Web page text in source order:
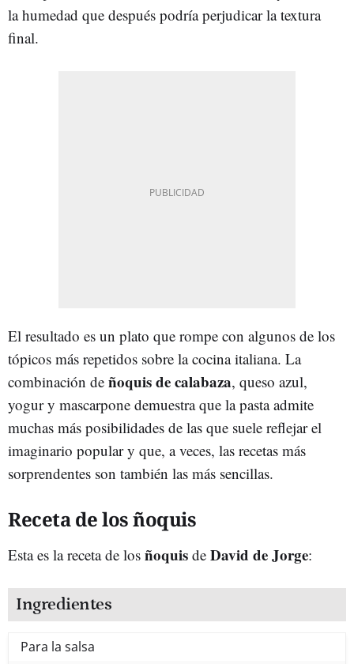
la humedad que después podría perjudicar la textura
final.
El resultado es un plato que rompe con algunos de los
tópicos más repetidos sobre la cocina italiana. La
combinación de ñoquis de calabaza, queso azul,
yogur y mascarpone demuestra que la pasta admite
muchas más posibilidades de las que suele reflejar el
imaginario popular y que, a veces, las recetas más
sorprendentes son también las más sencillas.
Receta de los ñoquis
Esta es la receta de los ñoquis de David de Jorge:
Ingredientes
Para la salsa